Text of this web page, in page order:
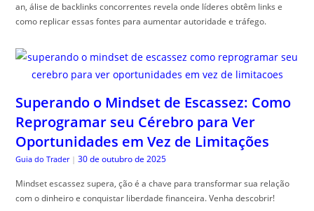
an, álise de backlinks concorrentes revela onde líderes obtêm links e
como replicar essas fontes para aumentar autoridade e tráfego.
Superando o Mindset de Escassez: Como
Reprogramar seu Cérebro para Ver
Oportunidades em Vez de Limitações
Guia do Trader | 30 de outubro de 2025
Mindset escassez supera, ção é a chave para transformar sua relação
com o dinheiro e conquistar liberdade financeira. Venha descobrir!